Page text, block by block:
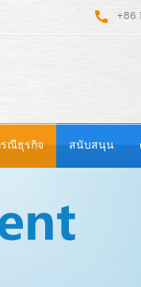
+86
ณีธุรกิจ สนับสนุน